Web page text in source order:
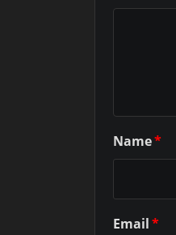
Name*
Email*